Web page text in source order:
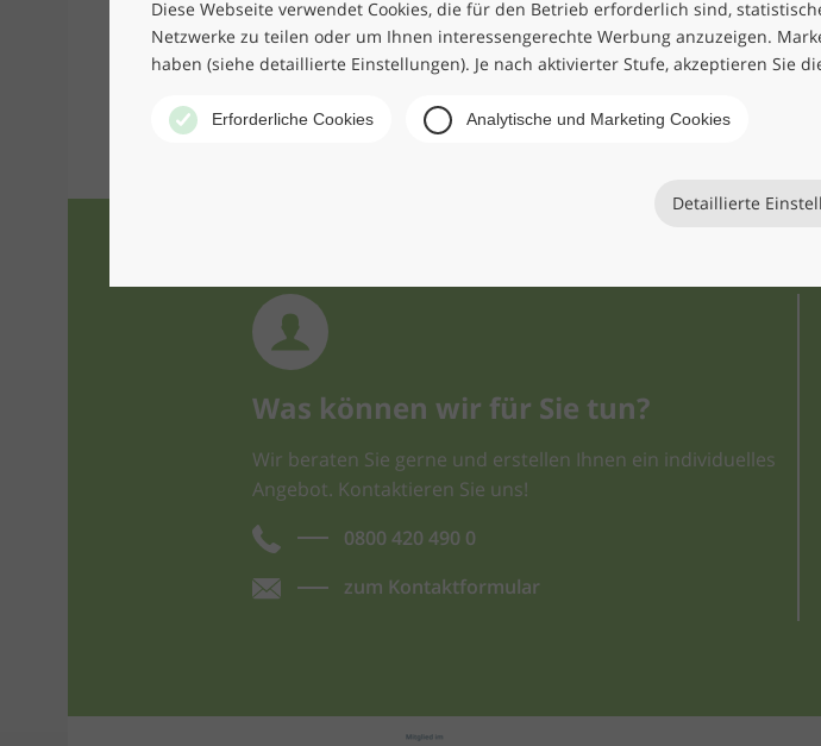
Diese Webseite verwendet Cookies, die für den Betrieb erforderlich sind,
Netzwerke zu teilen oder um Ihnen interessengerechte Werbung anzuzeigen.
haben (siehe detaillierte Einstellungen). Je nach aktivierter Stufe, akzeptieren Sie
Erforderliche Cookies Analytische und Marketing Cookies
Detaillierte
Was können wir für Sie tun?
Wir beraten Sie gerne und erstellen Ihnen ein individuelles
Angebot. Kontaktieren Sie uns!
0800 420 490 0
zum Kontaktformular